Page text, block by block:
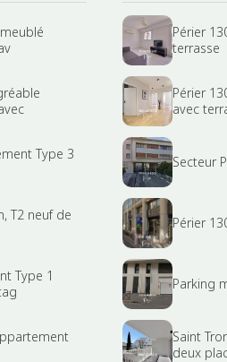
Type 3
T2 neuf de
Type 1
Périer
terrasse
Périer
avec
Secteur
Périer
Parking
Saint
deux